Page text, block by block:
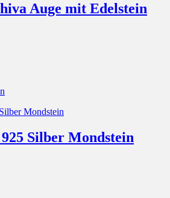
Auge mit Edelstein
Silber Mondstein